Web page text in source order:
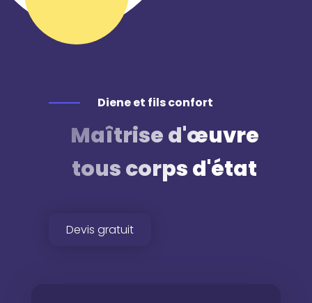
Diene et fils confort
Maîtrise d'œuvre
tous corps d'état
Devis gratuit